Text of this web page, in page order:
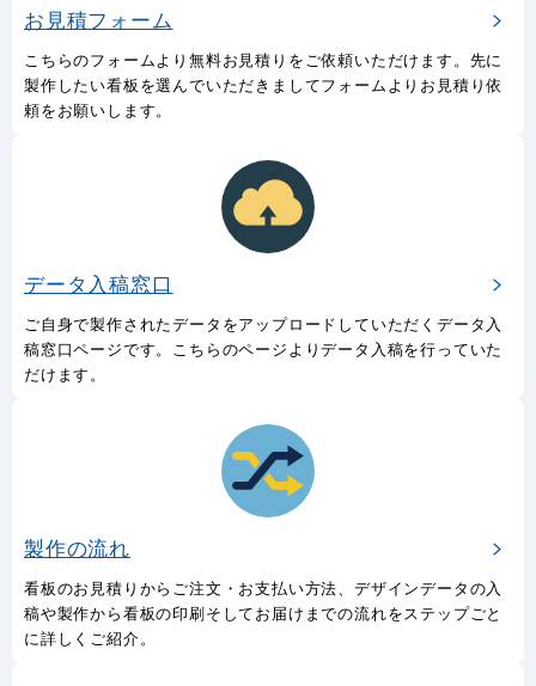
お見積フォーム
こちらのフォームより無料お見積りをご依頼いただけます。先に
製作したい看板を選んでいただきましてフォームよりお見積り依
頼をお願いします。
データ入稿窓口
ご自身で製作されたデータをアップロードしていただくデータ入
稿窓口ページです。こちらのページよりデータ入稿を行っていた
だけます。
製作の流れ
看板のお見積りからご注文・お支払い方法、デザインデータの入
稿や製作から看板の印刷そしてお届けまでの流れをステップごと
に詳しくご紹介。